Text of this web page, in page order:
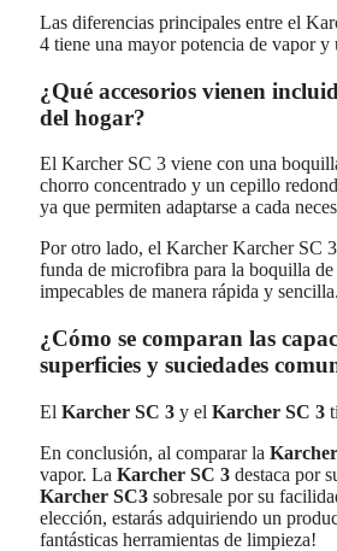
Las diferencias principales entre el
4 tiene una mayor potencia de vapor y
¿Qué accesorios vienen
del hogar?
El Karcher SC 3 viene con una
chorro concentrado y un cepillo
ya que permiten adaptarse a cada
Por otro lado, el Karcher Karcher SC
funda de microfibra para la boquilla
impecables de manera rápida y sencilla.
¿Cómo se comparan las
superficies y suciedades
El Karcher SC 3 y el Karcher SC 3
En conclusión, al comparar la
vapor. La Karcher SC 3 destaca por
Karcher SC3 sobresale por su
elección, estarás adquiriendo un
fantásticas herramientas de limpieza!